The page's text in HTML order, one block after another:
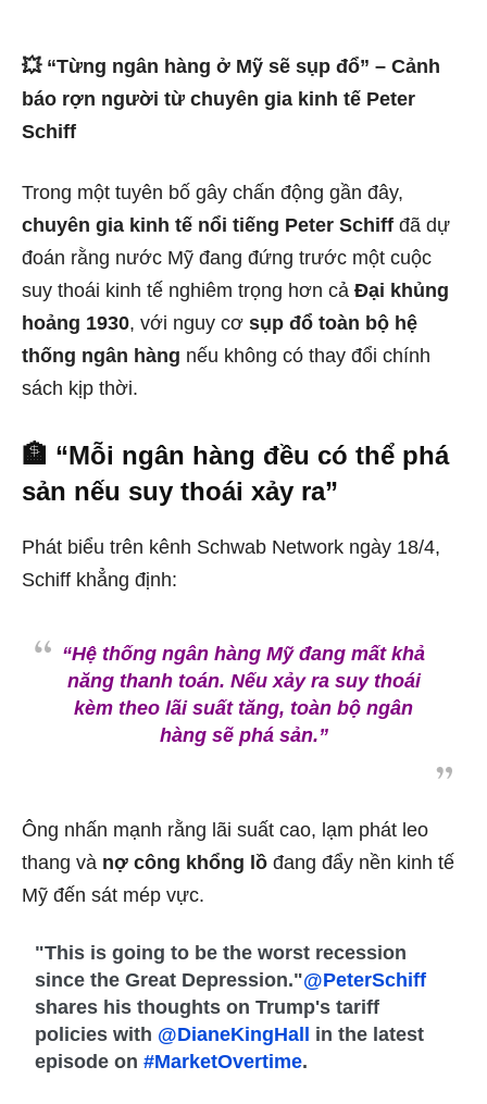
💥 “Từng ngân hàng ở Mỹ sẽ sụp đổ” – Cảnh
báo rợn người từ chuyên gia kinh tế Peter
Schiff
Trong một tuyên bố gây chấn động gần đây,
chuyên gia kinh tế nổi tiếng Peter Schiff đã dự
đoán rằng nước Mỹ đang đứng trước một cuộc
suy thoái kinh tế nghiêm trọng hơn cả Đại khủng
hoảng 1930, với nguy cơ sụp đổ toàn bộ hệ
thống ngân hàng nếu không có thay đổi chính
sách kịp thời.
🏦 “Mỗi ngân hàng đều có thể phá
sản nếu suy thoái xảy ra”
Phát biểu trên kênh Schwab Network ngày 18/4,
Schiff khẳng định:
“Hệ thống ngân hàng Mỹ đang mất khả
năng thanh toán. Nếu xảy ra suy thoái
kèm theo lãi suất tăng, toàn bộ ngân
hàng sẽ phá sản.”
Ông nhấn mạnh rằng lãi suất cao, lạm phát leo
thang và nợ công khổng lồ đang đẩy nền kinh tế
Mỹ đến sát mép vực.
"This is going to be the worst recession
since the Great Depression."@PeterSchiff
shares his thoughts on Trump's tariff
policies with @DianeKingHall in the latest
episode on#MarketOvertime.